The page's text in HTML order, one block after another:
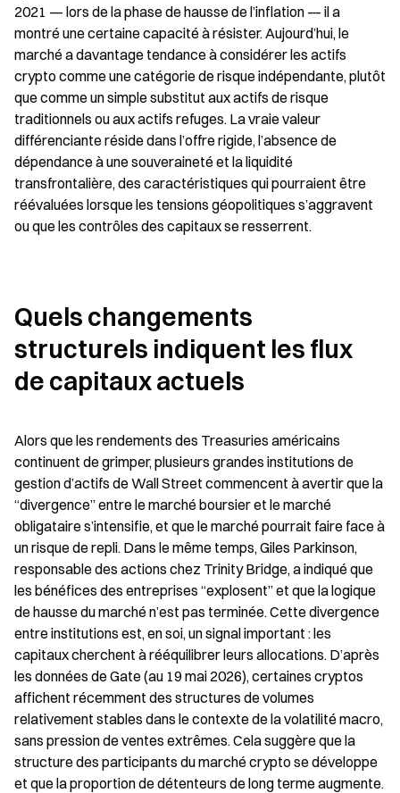
2021 — lors de la phase de hausse de l’inflation — il a
montré une certaine capacité à résister. Aujourd’hui, le
marché a davantage tendance à considérer les actifs
crypto comme une catégorie de risque indépendante, plutôt
que comme un simple substitut aux actifs de risque
traditionnels ou aux actifs refuges. La vraie valeur
différenciante réside dans l’offre rigide, l’absence de
dépendance à une souveraineté et la liquidité
transfrontalière, des caractéristiques qui pourraient être
réévaluées lorsque les tensions géopolitiques s’aggravent
ou que les contrôles des capitaux se resserrent.
Quels changements
structurels indiquent les flux
de capitaux actuels
Alors que les rendements des Treasuries américains
continuent de grimper, plusieurs grandes institutions de
gestion d’actifs de Wall Street commencent à avertir que la
“divergence” entre le marché boursier et le marché
obligataire s’intensifie, et que le marché pourrait faire face à
un risque de repli. Dans le même temps, Giles Parkinson,
responsable des actions chez Trinity Bridge, a indiqué que
les bénéfices des entreprises “explosent” et que la logique
de hausse du marché n’est pas terminée. Cette divergence
entre institutions est, en soi, un signal important : les
capitaux cherchent à rééquilibrer leurs allocations. D’après
les données de Gate (au 19 mai 2026), certaines cryptos
affichent récemment des structures de volumes
relativement stables dans le contexte de la volatilité macro,
sans pression de ventes extrêmes. Cela suggère que la
structure des participants du marché crypto se développe
et que la proportion de détenteurs de long terme augmente.